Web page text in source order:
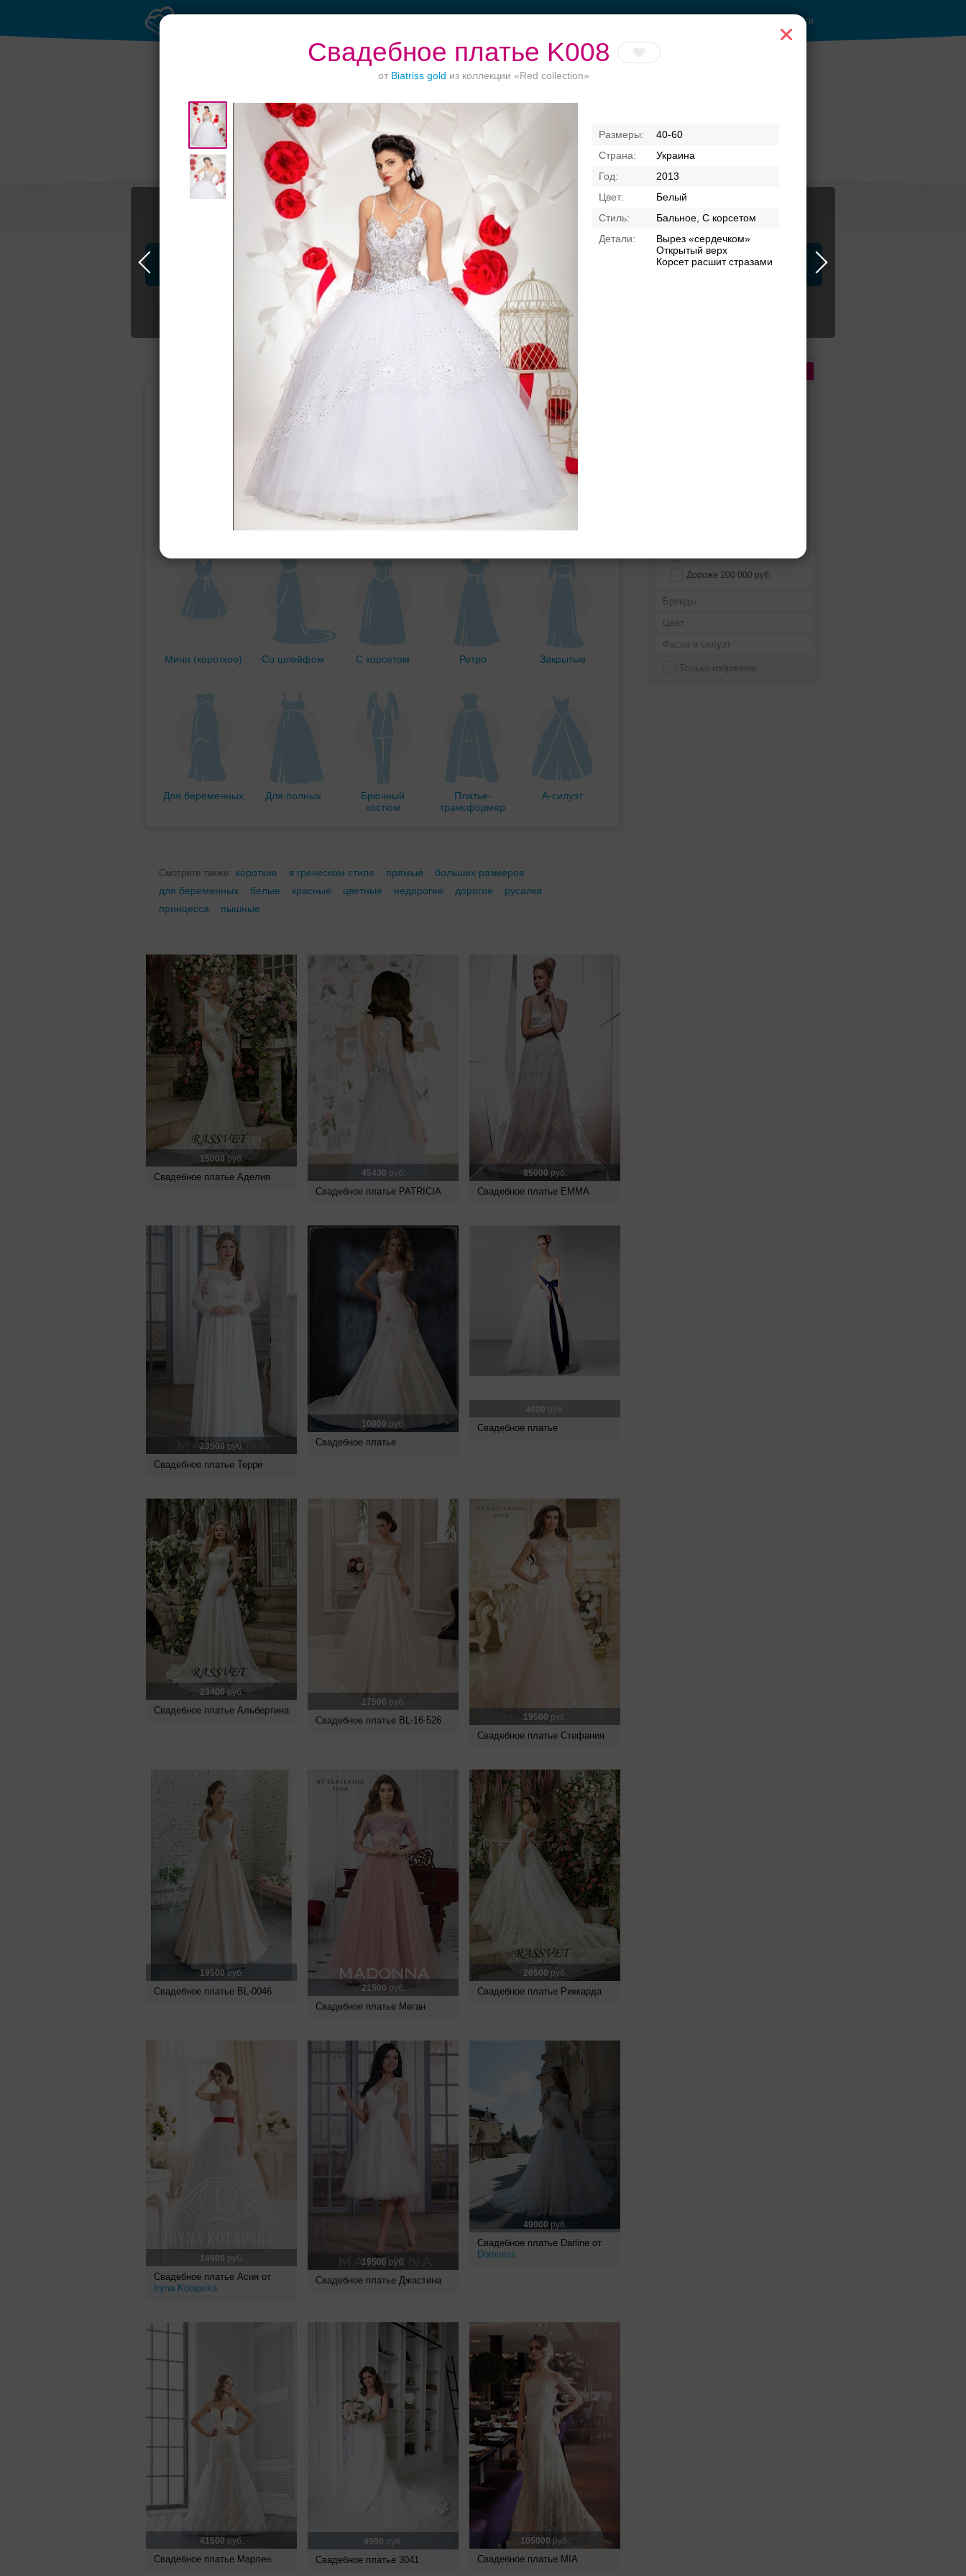
Свадебное платье K008
от Biatriss gold из коллекции «Red collection»
40-60
Украина
2013
Белый
Бальное, С корсетом
Вырез «сердечком»
Открытый верх
Корсет расшит стразами
Войти
Ваш безупречный
образ
Журнал
Профессионалы и услуги Свадебные платья Банкет ЗАГСы Аксессуары
Дороже 200 000 руб.
Бренды
Цвет
Фасон и силуэт
Только избранное
Свадебные платья
Подбор свадебного платья
Русалка Принцесса
Мини (короткое) Со шлейфом С корсетом Ретро Закрытые
Для беременных Для полных
Брючный
костюм
Платье-
трансформер
А-силуэт
Смотрите также: короткие в греческом стиле прямые
больших размеров
для беременных
белые красные цветные недорогие дорогие
русалка
принцесса
пышные
15000руб.
Свадебное платье Аделия 45430 руб.
Свадебное платье PATRICIA
85000 руб.
Свадебное платье EMMA
23500 руб.
Свадебное платье Терри
10000 руб.
Свадебное платье
4000 руб.
Свадебное платье
23400руб.
Свадебное платье Альбертина
17500 руб.
Свадебное платье BL-16-526 19500 руб.
Свадебное платье Стефания
19500 руб.
Свадебное платье BL-0046 21500 руб.
Свадебное платье Меган
26500 руб.
Свадебное платье Риккарда
14900 руб.
Свадебное платье Асия от
Iryna Kotapska
19500 руб.
Свадебное платье Джастина
49000 руб.
Свадебное платье Darline от
Dominiss
41500 руб.
Свадебное платье Марлен
9990 руб.
Свадебное платье 3041
105000 руб.
Свадебное платье MIA